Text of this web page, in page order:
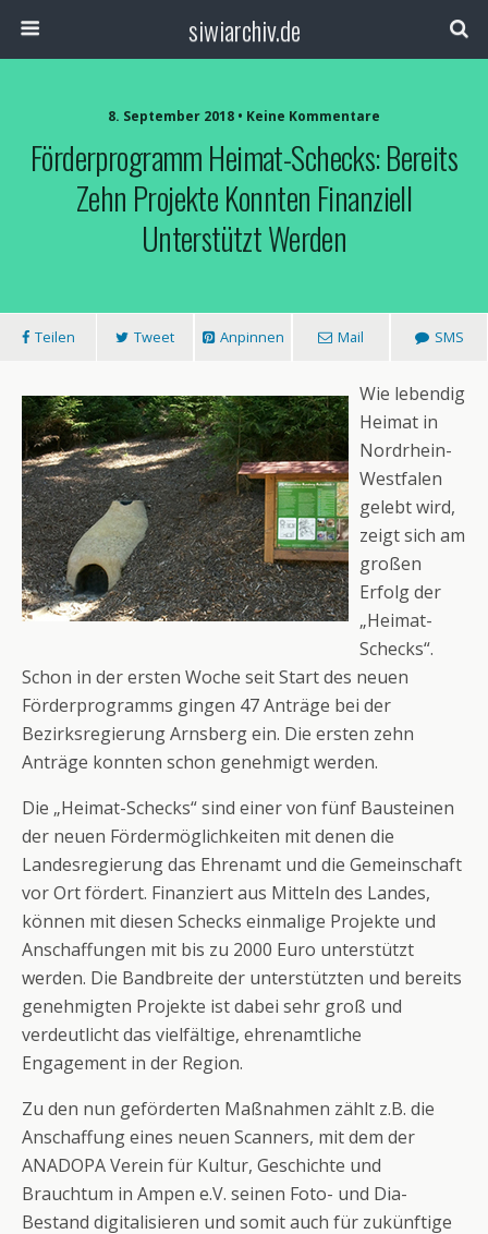
siwiarchiv.de
8. September 2018 • Keine Kommentare
Förderprogramm Heimat-Schecks: Bereits
Zehn Projekte Konnten Finanziell
Unterstützt Werden
Teilen Tweet Anpinnen Mail SMS
Wie lebendig
Heimat in
Nordrhein-
Westfalen
gelebt wird,
zeigt sich am
großen
Erfolg der
„Heimat-
Schecks“.
Schon in der ersten Woche seit Start des neuen
Förderprogramms gingen 47 Anträge bei der
Bezirksregierung Arnsberg ein. Die ersten zehn
Anträge konnten schon genehmigt werden.
Die „Heimat-Schecks“ sind einer von fünf Bausteinen
der neuen Fördermöglichkeiten mit denen die
Landesregierung das Ehrenamt und die Gemeinschaft
vor Ort fördert. Finanziert aus Mitteln des Landes,
können mit diesen Schecks einmalige Projekte und
Anschaffungen mit bis zu 2000 Euro unterstützt
werden. Die Bandbreite der unterstützten und bereits
genehmigten Projekte ist dabei sehr groß und
verdeutlicht das vielfältige, ehrenamtliche
Engagement in der Region.
Zu den nun geförderten Maßnahmen zählt z.B. die
Anschaffung eines neuen Scanners, mit dem der
ANADOPA Verein für Kultur, Geschichte und
Brauchtum in Ampen e.V. seinen Foto- und Dia-
Bestand digitalisieren und somit auch für zukünftige